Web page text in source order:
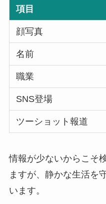
項目
顔写真
名前
職業
SNS登場
ツーショット報道
情報が少ないからこそ
ますが、静かな生活を
います。